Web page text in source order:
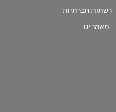
רשתות חברתיות
מאמרים